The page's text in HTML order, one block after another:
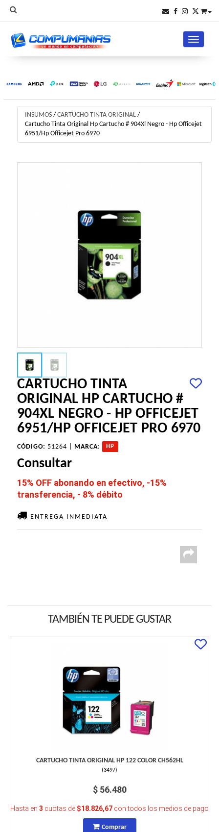
Toggle
INSUMOS / CARTUCHO TINTA ORIGINAL /
Cartucho Tinta Original Hp Cartucho # 904Xl Negro - Hp Officejet
6951/Hp Officejet Pro 6970
CARTUCHO TINTA
ORIGINAL HP CARTUCHO #
904XL NEGRO - HP OFFICEJET
6951/HP OFFICEJET PRO 6970
CÓDIGO: 51264 | MARCA: HP
Consultar
15% OFF abonando en efectivo, -15%
transferencia, - 8% débito
ENTREGA INMEDIATA
TAMBIÉN TE PUEDE GUSTAR
CARTUCHO TINTA ORIGINAL HP 122 COLOR CH562HL
(3497)
$ 56.480
Hasta en 3 cuotas de $18.826,67 con todos los medios de pago
Comprar